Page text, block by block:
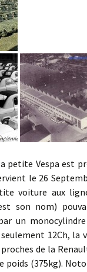
Vespa est
le 26
voiture aux
son nom)
un
seulement 12Ch,
de la
poids (375kg).